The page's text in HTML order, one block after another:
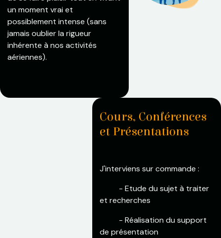
un moment vrai et
possiblement intense (sans
jamais oublier la rigueur
inhérente à nos activités
aériennes).
Cours, Conférences
et Présentations
J'interviens sur commande :
​​- Etude du sujet à traiter
et recherches
​​- Réalisation du support
de présentation